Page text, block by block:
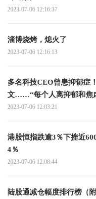
2023-07-06 12:16:37
淄博烧烤，熄火了
2023-07-06 12:16:13
多名科技CEO曾患抑郁症
文……“每个人离抑郁和焦
哪怕自言自语”
2023-07-06 12:03:21
港股恒指跌逾3％下挫近
4％
2023-07-06 12:08:44
陆股通减仓幅度排行榜（附